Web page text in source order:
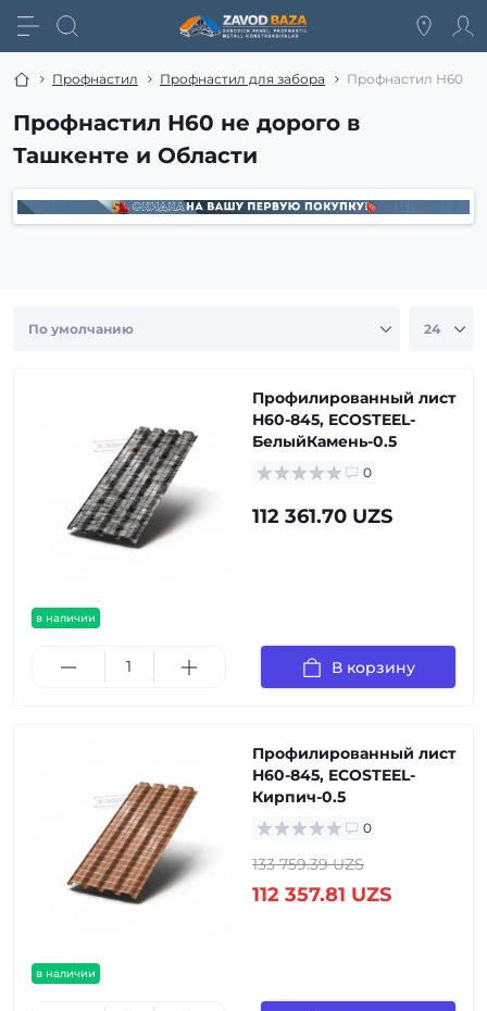
Профнастил Профнастил для забора Профнастил Н60
Профнастил Н60 не дорого в
Ташкенте и Области
в наличии
Профилированный лист
Н60-845, ECOSTEEL-
БелыйКамень-0.5
0
112 361.70 UZS
В корзину
в наличии
Профилированный лист
Н60-845, ECOSTEEL-
Кирпич-0.5
0
133 759.39 UZS
112 357.81 UZS